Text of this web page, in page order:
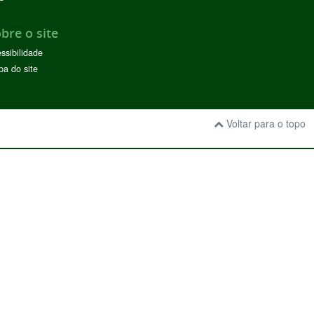
o site
do site
Voltar para o topo